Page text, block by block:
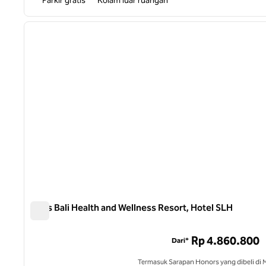
1 dari 11
Gdas Bali Health and Wellness Resort, Hotel SLH
Dari* Rp 4.860.800
Termasuk Sarapan Honors yang dibeli di